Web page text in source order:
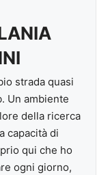
strada quasi
Un ambiente
della ricerca
capacità di
qui che ho
ogni giorno,